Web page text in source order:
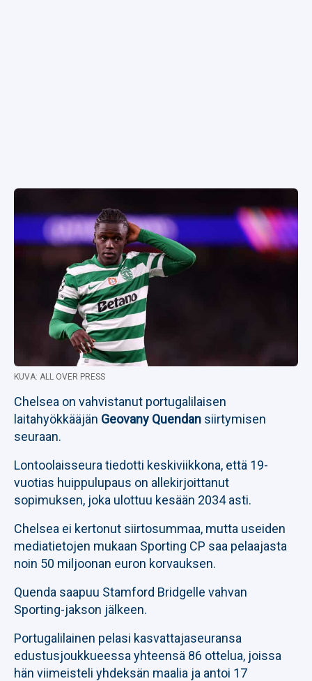
KUVA: ALL OVER PRESS
Chelsea on vahvistanut portugalilaisen
laitahyökkääjän Geovany Quendan siirtymisen
seuraan.
Lontoolaisseura tiedotti keskiviikkona, että 19-
vuotias huippulupaus on allekirjoittanut
sopimuksen, joka ulottuu kesään 2034 asti.
Chelsea ei kertonut siirtosummaa, mutta useiden
mediatietojen mukaan Sporting CP saa pelaajasta
noin 50 miljoonan euron korvauksen.
Quenda saapuu Stamford Bridgelle vahvan
Sporting-jakson jälkeen.
Portugalilainen pelasi kasvattajaseuransa
edustusjoukkueessa yhteensä 86 ottelua, joissa
hän viimeisteli yhdeksän maalia ja antoi 17